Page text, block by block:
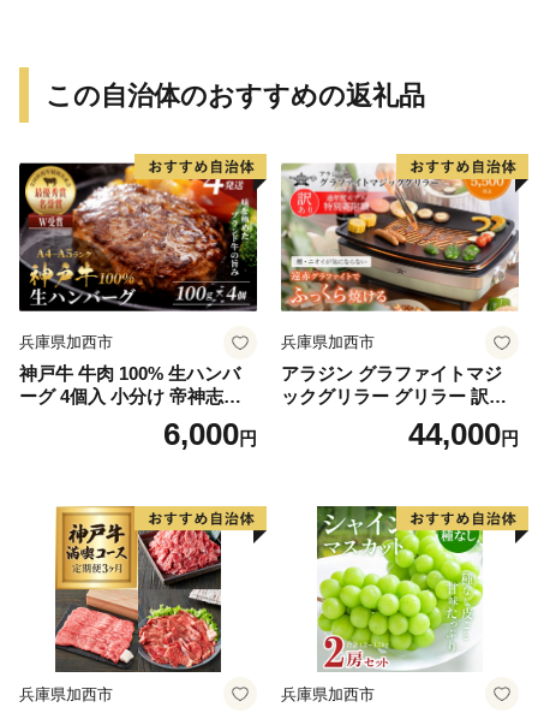
この自治体のおすすめの返礼品
兵庫県加西市
神戸牛 牛肉 100% 生ハンバ
ーグ 4個入 小分け 帝神志方
国産 和牛 冷凍 黒毛和牛 グル
メ 肉汁 ハンバーグ 神戸ビー
6,000円
兵庫県加西市
アラジン グラファイトマジ
ックグリラー グリラー 訳あ
り 特別寄附額 Plus AMG-G1
300A グリーン 調理家電 ホッ
ァイト 卓上プレート グリル
プレート
44,000円
兵庫県加西市 兵庫県加西市